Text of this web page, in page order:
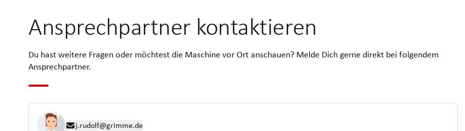
Ansprechpartner kontaktieren
Du hast weitere Fragen oder möchtest die Maschine vor Ort anschauen? Melde Dich gerne direkt bei folgendem
Ansprechpartner.
j.rudolf@grimme.de